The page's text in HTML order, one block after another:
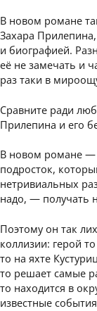
В новом романе
Захара
и биографией.
её не замечать и
раз таки в
Сравните ради
Прилепина и его
В новом романе —
подросток,
нетривиальных
надо, — получать
Поэтому он так
коллизии: герой
то на яхте
то решает самые
то находится в
известные